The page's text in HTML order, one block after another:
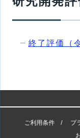
終了評価（
ご利用条件 プ